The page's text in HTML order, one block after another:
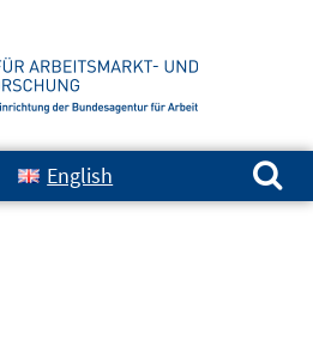
English
Suchen nach: